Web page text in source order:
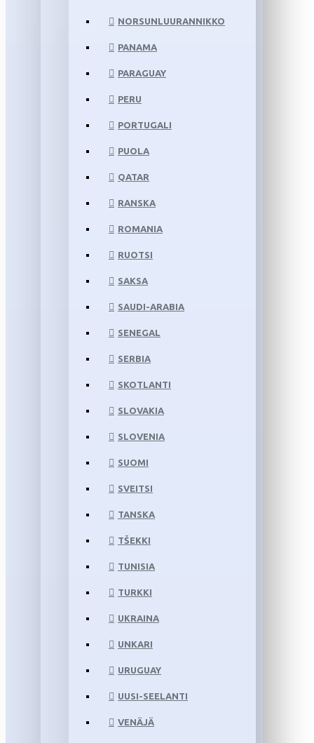
NORSUNLUURANNIKKO
PANAMA
PARAGUAY
PERU
PORTUGALI
PUOLA
QATAR
RANSKA
ROMANIA
RUOTSI
SAKSA
SAUDI-ARABIA
SENEGAL
SERBIA
SKOTLANTI
SLOVAKIA
SLOVENIA
SUOMI
SVEITSI
TANSKA
TŠEKKI
TUNISIA
TURKKI
UKRAINA
UNKARI
URUGUAY
UUSI-SEELANTI
VENÄJÄ